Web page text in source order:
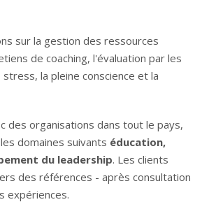
sur la gestion des ressources
de coaching, l'évaluation par les
la pleine conscience et la
des organisations dans tout le pays,
domaines suivants éducation,
du leadership. Les clients
des références - après consultation
expériences.